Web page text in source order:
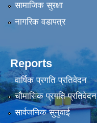
सामाजिक सुरक्षा
नागरिक वडापत्र
Reports
वार्षिक प्रगति प्रतिवेदन
चौमासिक प्रगति प्रतिवेदन
सार्वजनिक सुनुवाई